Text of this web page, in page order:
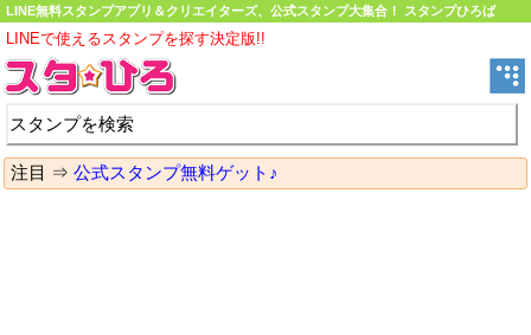
LINE無料スタンプアプリ＆クリエイターズ、公式スタンプ大集合！ スタンプひろば
LINEで使えるスタンプを探す決定版!!
注目 ⇒ 公式スタンプ無料ゲット♪